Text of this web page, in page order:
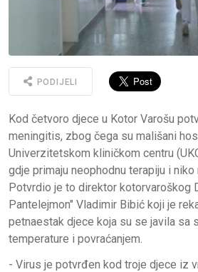
PODIJELI
Kod četvoro djece u Kotor Varošu
meningitis, zbog čega su mališani
Univerzitetskom kliničkom centru
gdje primaju neophodnu terapiju i
Potvrdio je to direktor kotorvaroškog
Pantelejmon" Vladimir Bibić koji je
petnaestak djece koja su se javila sa
temperature i povraćanjem.
- Virus je potvrđen kod troje djece iz